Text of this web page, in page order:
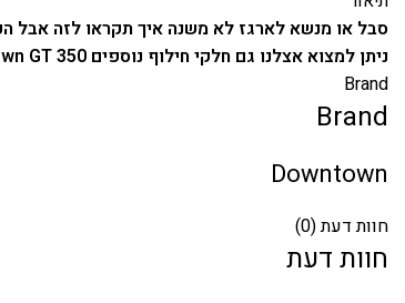
סבל או מנשא לארגז לא משנה איך תקראו לזה אבל
ניתן למצוא אצלנו גם חלקי חילוף נוספים Downtown GT 350 במחיר בדיחה של ממש!
Brand
Brand
Downtown
חוות דעת (0)
חוות דעת